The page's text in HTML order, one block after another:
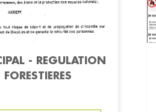
- REGULATION